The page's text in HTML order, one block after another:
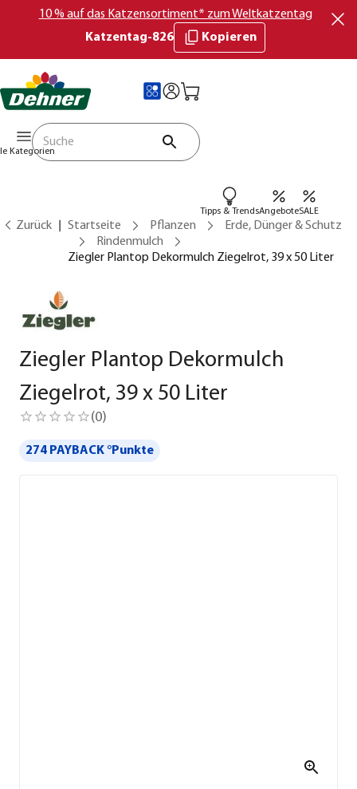
10 % auf das Katzensortiment* zum Weltkatzentag
Katzentag-826
Kopieren
Kategorien
Tipps & TrendsAngeboteSALE
Zurück Startseite Pflanzen
Erde, Dünger & Schutz
Rindenmulch
Ziegler Plantop Dekormulch Ziegelrot, 39 x 50 Liter
Ziegler Plantop Dekormulch
Ziegelrot, 39 x 50 Liter
(0)
274 PAYBACK °Punkte